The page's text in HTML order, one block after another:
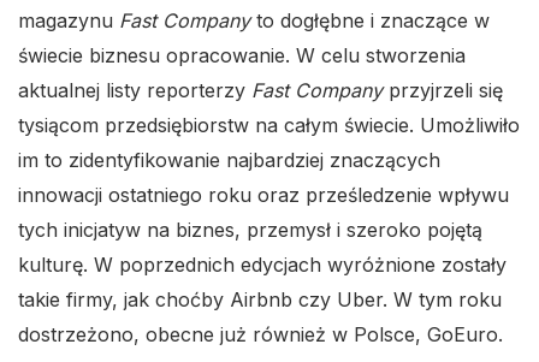
magazynu Fast Companyto dogłębne i znaczące w
świecie biznesu opracowanie. W celu stworzenia
aktualnej listy reporterzy Fast Companyprzyjrzeli się
tysiącom przedsiębiorstw na całym świecie. Umożliwiło
im to zidentyfikowanie najbardziej znaczących
innowacji ostatniego roku oraz prześledzenie wpływu
tych inicjatyw na biznes, przemysł i szeroko pojętą
kulturę. W poprzednich edycjach wyróżnione zostały
takie firmy, jak choćby Airbnb czy Uber. W tym roku
dostrzeżono, obecne już również w Polsce, GoEuro.